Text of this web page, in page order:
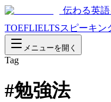
伝わる英
TOEFLIELTSスピーキン
メニューを開く
Tag
#勉強法